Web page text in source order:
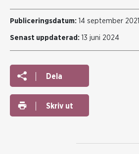
Publiceringsdatum: 14 september 2021
Senast uppdaterad: 13 juni 2024
Dela
Skriv ut